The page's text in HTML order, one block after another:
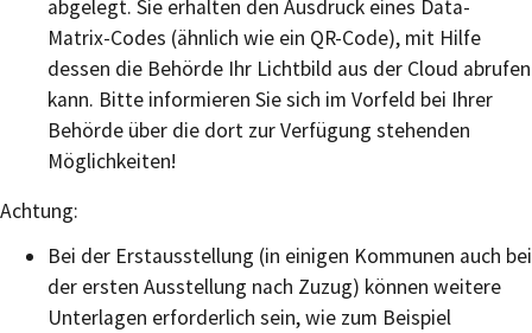
abgelegt. Sie erhalten den Ausdruck eines Data-
Matrix-Codes (ähnlich wie ein QR-Code), mit Hilfe
dessen die Behörde Ihr Lichtbild aus der Cloud abrufen
kann. Bitte informieren Sie sich im Vorfeld bei Ihrer
Behörde über die dort zur Verfügung stehenden
Möglichkeiten!
Achtung:
Bei der Erstausstellung (in einigen Kommunen auch bei
der ersten Ausstellung nach Zuzug) können weitere
Unterlagen erforderlich sein, wie zum Beispiel